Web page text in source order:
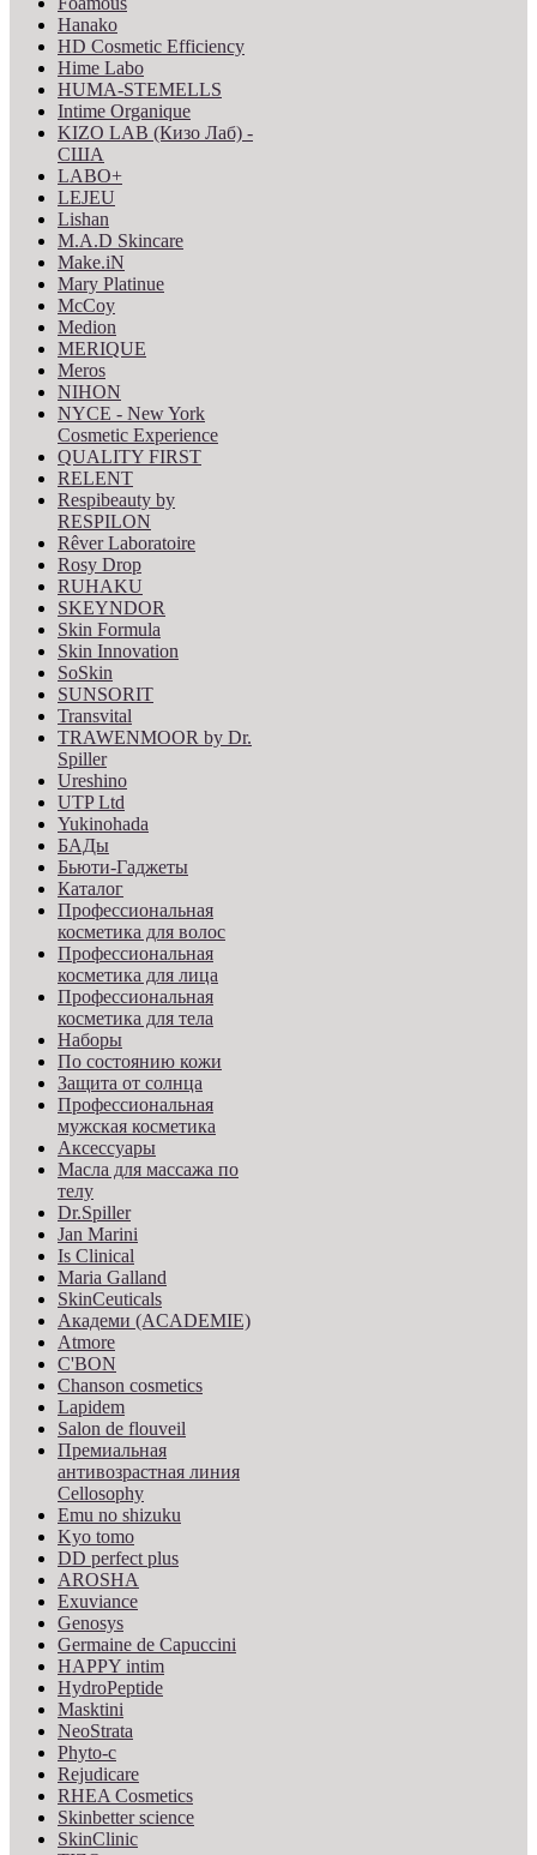
Hanako
HD Cosmetic Efficiency
Hime Labo
HUMA-STEMELLS
Intime Organique
KIZO LAB (Кизо Лаб) -
США
LABO+
LEJEU
Lishan
M.A.D Skincare
Make.iN
Mary Platinue
McCoy
Medion
MERIQUE
Meros
NIHON
NYCE - New York
Cosmetic Experience
QUALITY FIRST
RELENT
Respibeauty by
RESPILON
Rêver Laboratoire
Rosy Drop
RUHAKU
SKEYNDOR
Skin Formula
Skin Innovation
SoSkin
SUNSORIT
Transvital
TRAWENMOOR by Dr.
Spiller
Ureshino
UTP Ltd
Yukinohada
БАДы
Бьюти-Гаджеты
Каталог
Профессиональная
косметика для волос
Профессиональная
косметика для лица
Профессиональная
косметика для тела
Наборы
По состоянию кожи
Защита от солнца
Профессиональная
мужская косметика
Аксессуары
Масла для массажа по
телу
Dr.Spiller
Jan Marini
Is Clinical
Maria Galland
SkinCeuticals
Академи (ACADEMIE)
Atmore
C'BON
Chanson cosmetics
Lapidem
Salon de flouveil
Премиальная
антивозрастная линия
Cellosophy
Emu no shizuku
Kyo tomo
DD perfect plus
AROSHA
Exuviance
Genosys
Germaine de Capuccini
HAPPY intim
HydroPeptide
Masktini
NeoStrata
Phyto-c
Rejudicare
RHEA Cosmetics
Skinbetter science
SkinСlinic